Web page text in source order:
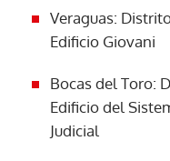
Veraguas:
Edificio Giovani
Bocas del Toro:
Edificio del
Judicial